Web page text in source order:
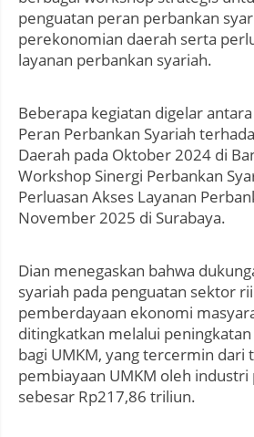
penguatan peran perbankan
perekonomian daerah serta
layanan perbankan syariah.
Beberapa kegiatan digelar
Peran Perbankan Syariah
Daerah pada Oktober 2024 di
Workshop Sinergi Perbankan
Perluasan Akses Layanan
November 2025 di Surabaya.
Dian menegaskan bahwa
syariah pada penguatan sektor
pemberdayaan ekonomi
ditingkatkan melalui
bagi UMKM, yang tercermin dari
pembiayaan UMKM oleh
sebesar Rp217,86 triliun.